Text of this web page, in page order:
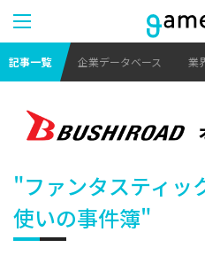
記事一覧 企業データベース 業
"ファンタスティッ
使いの事件簿"